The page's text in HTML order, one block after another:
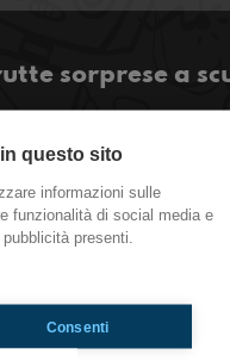
sorprese a
e benvenute su
del concerto di
c'è anche un
di una
da tutte queste
questo sito
informazioni sulle
funzionalità di social media e
presenti.
Consenti